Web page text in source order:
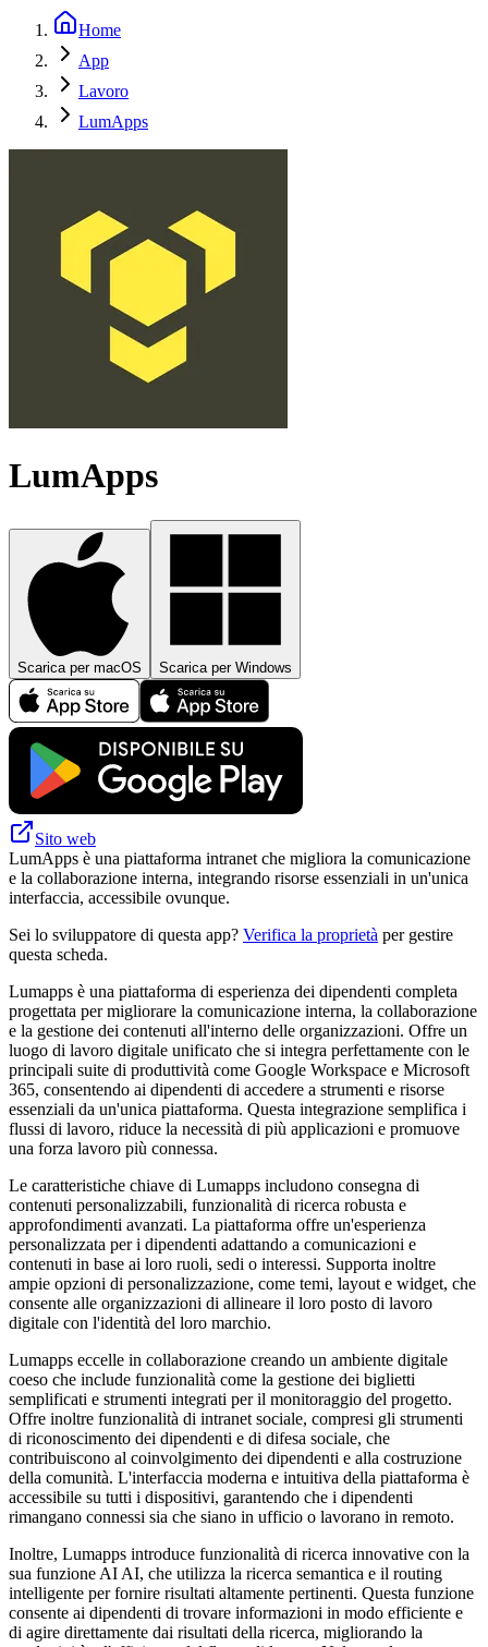
Home
App
Lavoro
LumApps
LumApps
Scarica per macOS Scarica per Windows
Sito web
LumApps è una piattaforma intranet che migliora la comunicazione
e la collaborazione interna, integrando risorse essenziali in un'unica
interfaccia, accessibile ovunque.
Sei lo sviluppatore di questa app? Verifica la proprietà per gestire
questa scheda.
Lumapps è una piattaforma di esperienza dei dipendenti completa
progettata per migliorare la comunicazione interna, la collaborazione
e la gestione dei contenuti all'interno delle organizzazioni. Offre un
luogo di lavoro digitale unificato che si integra perfettamente con le
principali suite di produttività come Google Workspace e Microsoft
365, consentendo ai dipendenti di accedere a strumenti e risorse
essenziali da un'unica piattaforma. Questa integrazione semplifica i
flussi di lavoro, riduce la necessità di più applicazioni e promuove
una forza lavoro più connessa.
Le caratteristiche chiave di Lumapps includono consegna di
contenuti personalizzabili, funzionalità di ricerca robusta e
approfondimenti avanzati. La piattaforma offre un'esperienza
personalizzata per i dipendenti adattando a comunicazioni e
contenuti in base ai loro ruoli, sedi o interessi. Supporta inoltre
ampie opzioni di personalizzazione, come temi, layout e widget, che
consente alle organizzazioni di allineare il loro posto di lavoro
digitale con l'identità del loro marchio.
Lumapps eccelle in collaborazione creando un ambiente digitale
coeso che include funzionalità come la gestione dei biglietti
semplificati e strumenti integrati per il monitoraggio del progetto.
Offre inoltre funzionalità di intranet sociale, compresi gli strumenti
di riconoscimento dei dipendenti e di difesa sociale, che
contribuiscono al coinvolgimento dei dipendenti e alla costruzione
della comunità. L'interfaccia moderna e intuitiva della piattaforma è
accessibile su tutti i dispositivi, garantendo che i dipendenti
rimangano connessi sia che siano in ufficio o lavorano in remoto.
Inoltre, Lumapps introduce funzionalità di ricerca innovative con la
sua funzione AI AI, che utilizza la ricerca semantica e il routing
intelligente per fornire risultati altamente pertinenti. Questa funzione
consente ai dipendenti di trovare informazioni in modo efficiente e
di agire direttamente dai risultati della ricerca, migliorando la